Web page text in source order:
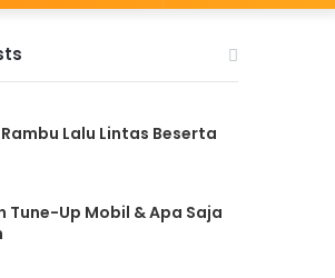
Lalu Lintas Beserta
Tune-Up Mobil & Apa Saja